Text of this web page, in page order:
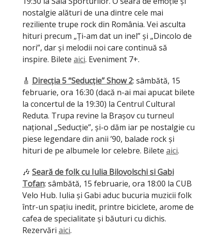
nostalgie alături de una dintre cele mai
reziliente trupe rock din România. Vei asculta
hituri precum „Ți-am dat un inel” și „Dincolo de
nori”, dar și melodii noi care continuă să
inspire. Bilete aici. Eveniment 7+.
🎸 Direcția 5 “Seducție” Show 2: sâmbătă, 15
februarie, ora 16:30 (dacă n-ai mai apucat bilete
la concertul de la 19:30) la Centrul Cultural
Reduta. Trupa revine la Brașov cu turneul
național „Seducție”, și-o dăm iar pe nostalgie cu
piese legendare din anii ’90, balade rock și
hituri de pe albumele lor celebre. Bilete aici.
🎶 Seară de folk cu Iulia Bilovolschi si Gabi
Tofan: sâmbătă, 15 februarie, ora 18:00 la CUB
Velo Hub. Iulia și Gabi aduc bucuria muzicii folk
într-un spațiu inedit, printre biciclete, arome de
cafea de specialitate și băuturi cu dichis.
Rezervări aici.